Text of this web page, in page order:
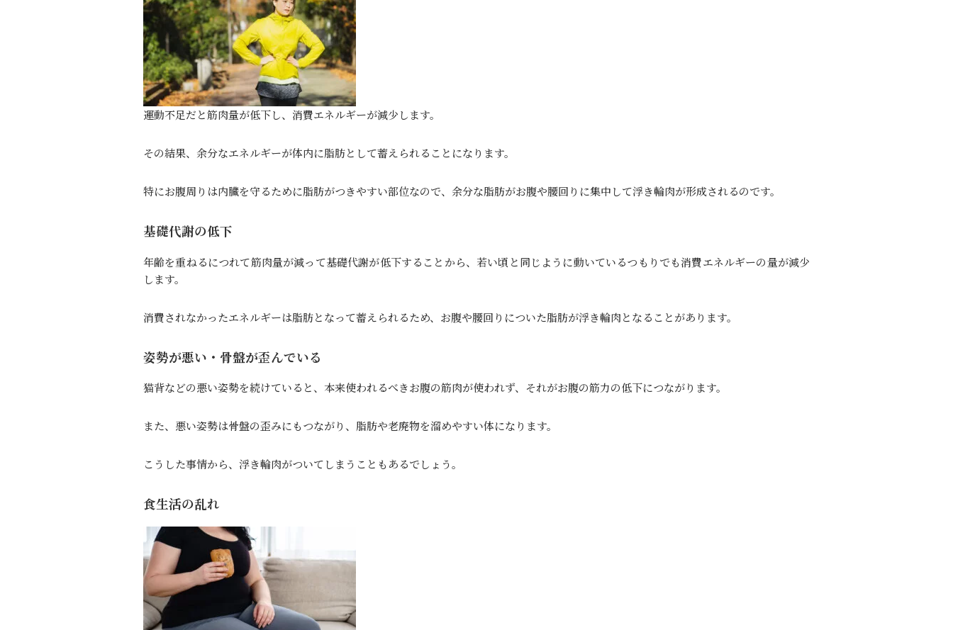
運動不足だと筋肉量が低下し、消費エネルギーが減少します。
その結果、余分なエネルギーが体内に脂肪として蓄えられることになります。
特にお腹周りは内臓を守るために脂肪がつきやすい部位なので、余分な脂肪がお腹や腰回りに集中して浮き輪肉が形成されるのです。
基礎代謝の低下
年齢を重ねるにつれて筋肉量が減って基礎代謝が低下することから、若い頃と同じように動いているつもりでも消費エネルギーの量が減少
します。
消費されなかったエネルギーは脂肪となって蓄えられるため、お腹や腰回りについた脂肪が浮き輪肉となることがあります。
姿勢が悪い・骨盤が歪んでいる
猫背などの悪い姿勢を続けていると、本来使われるべきお腹の筋肉が使われず、それがお腹の筋力の低下につながります。
また、悪い姿勢は骨盤の歪みにもつながり、脂肪や老廃物を溜めやすい体になります。
こうした事情から、浮き輪肉がついてしまうこともあるでしょう。
食生活の乱れ